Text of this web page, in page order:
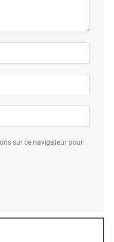
sur ce navigateur pour